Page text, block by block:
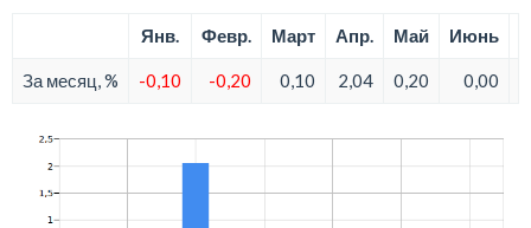
Янв. Февр. Март Апр. Май Июнь
За месяц, % -0,10 -0,20 0,10 2,04 0,20 0,00